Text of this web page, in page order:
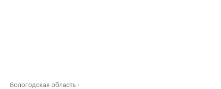
Вологодская область